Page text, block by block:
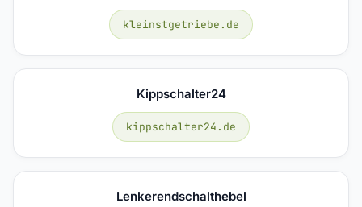
kleinstgetriebe.de
Kippschalter24
kippschalter24.de
Lenkerendschalthebel